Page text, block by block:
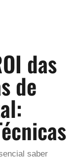
das
de
saber